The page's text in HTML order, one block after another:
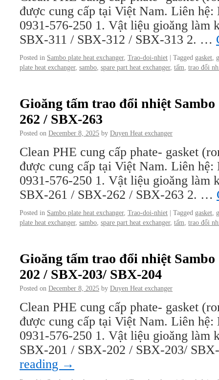
được cung cấp tại Việt Nam. Liên hệ:
0931-576-250 1. Vật liệu gioăng làm
SBX-311 / SBX-312 / SBX-313 2. …
Posted in Sambo plate heat exchanger, Trao-doi-nhiet | Tagged gasket
plate heat exchanger, sambo spare part heat exchanger, tấm trao đổi
Gioăng tấm trao đổi nhiệt Sambo
262 / SBX-263
Posted on December 8, 2025 by Duyen Heat exchanger
Clean PHE cung cấp phate- gasket
được cung cấp tại Việt Nam. Liên hệ:
0931-576-250 1. Vật liệu gioăng làm
SBX-261 / SBX-262 / SBX-263 2. …
Posted in Sambo plate heat exchanger, Trao-doi-nhiet | Tagged gasket
plate heat exchanger, sambo spare part heat exchanger, tấm trao đổi
Gioăng tấm trao đổi nhiệt Sambo
202 / SBX-203/ SBX-204
Posted on December 8, 2025 by Duyen Heat exchanger
Clean PHE cung cấp phate- gasket
được cung cấp tại Việt Nam. Liên hệ:
0931-576-250 1. Vật liệu gioăng làm
SBX-201 / SBX-202 / SBX-203/
reading →